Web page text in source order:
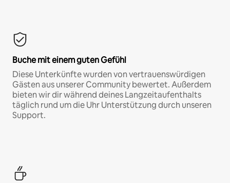
Buche mit einem guten Gefühl
Diese Unterkünfte wurden von vertrauenswürdigen
Gästen aus unserer Community bewertet. Außerdem
bieten wir dir während deines Langzeitaufenthalts
täglich rund um die Uhr Unterstützung durch unseren
Support.